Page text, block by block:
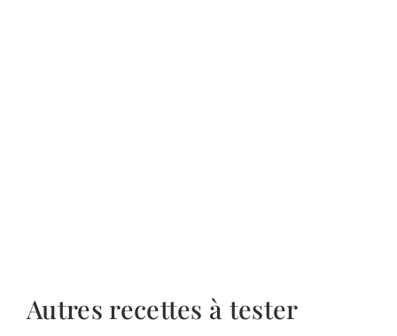
Autres recettes à tester